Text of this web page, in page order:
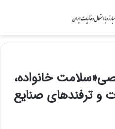
خانواده،
و ترفندهای صنایع